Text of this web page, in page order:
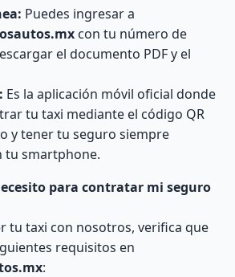
Puedes ingresar a
con tu número de
el documento PDF y el
Es la aplicación móvil oficial donde
tu taxi mediante el código QR
y tener tu seguro siempre
tu smartphone.
para contratar mi seguro
tu taxi con nosotros, verifica que
requisitos en
: